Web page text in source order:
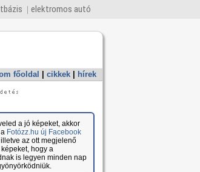
elektromos autó
főoldal cikkek hírek
a jó képeket, akkor
Fotózz.hu új Facebook
az ott megjelenő
képeket, hogy a
is legyen minden nap